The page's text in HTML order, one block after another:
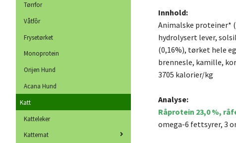
Tørrfor
Våtfôr
Frysetørket
Monoprotein
Orijen Hund
Acana Hund
Katt
Katteleker
Kattemat
Innhold:
Animalske proteiner*
hydrolysert lever,
(0,16%), tørket hele
brennesle, kamille,
3705 kalorier/kg
Analyse:
Råprotein 23,0 %,
omega-6 fettsyrer, 3